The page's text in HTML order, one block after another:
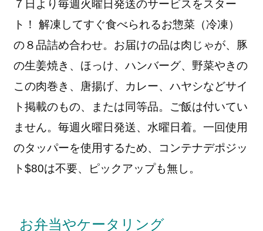
７日より毎週火曜日発送のサービスをスター
ト！ 解凍してすぐ食べられるお惣菜（冷凍）
の８品詰め合わせ。お届けの品は肉じゃが、豚
の生姜焼き、ほっけ、ハンバーグ、野菜やきの
この肉巻き、唐揚げ、カレー、ハヤシなどサイ
ト掲載のもの、または同等品。ご飯は付いてい
ません。毎週火曜日発送、水曜日着。一回使用
のタッパーを使用するため、コンテナデポジッ
ト$80は不要、ピックアップも無し。
お弁当やケータリング